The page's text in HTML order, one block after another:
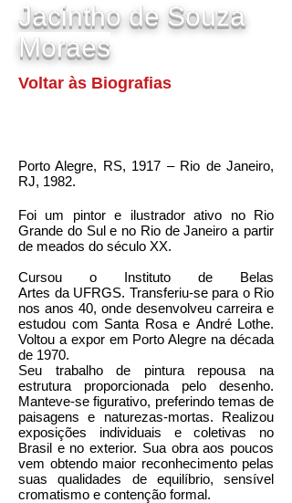
Jacintho de Souza
Moraes
Voltar às Biografias
Porto Alegre, RS, 1917 – Rio de Janeiro,
RJ, 1982.
Foi um pintor e ilustrador ativo no Rio
Grande do Sul e no Rio de Janeiro a partir
de meados do século XX.
Cursou o Instituto de Belas
Artes da UFRGS. Transferiu-se para o Rio
nos anos 40, onde desenvolveu carreira e
estudou com Santa Rosa e André Lothe.
Voltou a expor em Porto Alegre na década
de 1970.
Seu trabalho de pintura repousa na
estrutura proporcionada pelo desenho.
Manteve-se figurativo, preferindo temas de
paisagens e naturezas-mortas. Realizou
exposições individuais e coletivas no
Brasil e no exterior. Sua obra aos poucos
vem obtendo maior reconhecimento pelas
suas qualidades de equilíbrio, sensível
cromatismo e contenção formal.